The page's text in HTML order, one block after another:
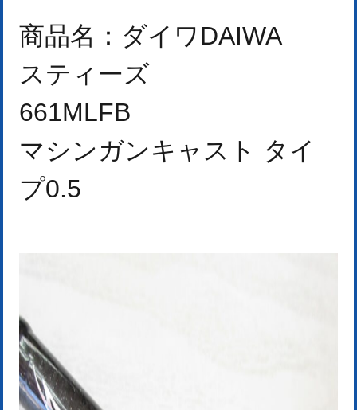
商品名：ダイワDAIWA
スティーズ
661MLFB
マシンガンキャスト タイ
プ0.5